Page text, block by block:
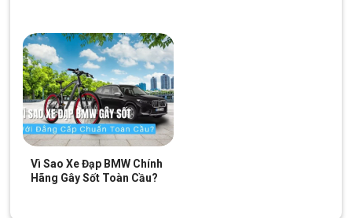
Vì Sao Xe Đạp BMW Chính
Hãng Gây Sốt Toàn Cầu?